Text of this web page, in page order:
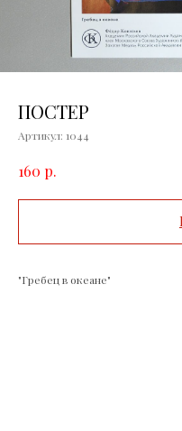
ПОСТЕР
Артикул: 1044
160 р.
"Гребец в океане"